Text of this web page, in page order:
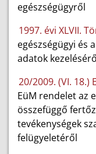
egészségügyről
1997. évi XLVII.
egészségügyi és
adatok
20/2009. (VI. 18.)
EüM rendelet az
összefüggő
tevékenységek
felügyeletéről